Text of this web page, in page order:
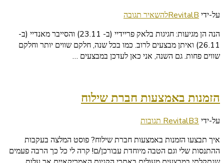
על-ידי RevitalBלהשאיר תגובהבנושא
מה
שרציתם
לדעת
פריידיי
2018
הנה הן מגיעות: חגיגות בלאק פריידיי (ב- 23.11) והסייבר מאנדיי (ב-
26.11) ואיתן מבצעים לרוב. כמו בכל שנה, חלקם שווים יותר וחלקם
שווים פחות. גם השנה, אני כאן לעדכן במבצעים …
הזמנות באמצעות חברת שילוח
על-ידי RevitalB3 תגובות
על
באמצעות
חברת
איך תבצעו הזמנות באמצעות חברת שילוח? פוסט המלצה בעקבות
ההתנסות שלי וגם הטבה מיוחדת עבורכן/ם! קרה לי כל כך הרבה פעמים